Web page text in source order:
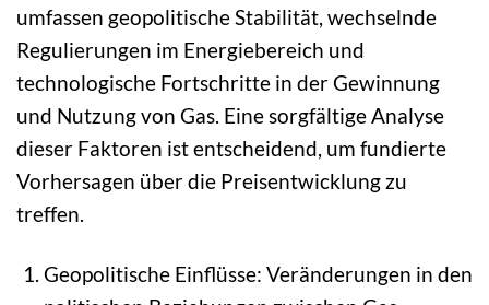
umfassen geopolitische Stabilität, wechselnde
Regulierungen im Energiebereich und
technologische Fortschritte in der Gewinnung
und Nutzung von Gas. Eine sorgfältige Analyse
dieser Faktoren ist entscheidend, um fundierte
Vorhersagen über die Preisentwicklung zu
treffen.
Geopolitische Einflüsse: Veränderungen in den